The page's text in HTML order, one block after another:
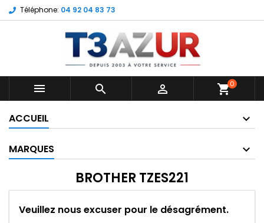
Téléphone: 04 92 04 83 73
   shopping_cart0
ACCUEIL
MARQUES
BROTHER TZES221
Veuillez nous excuser pour le désagrément.